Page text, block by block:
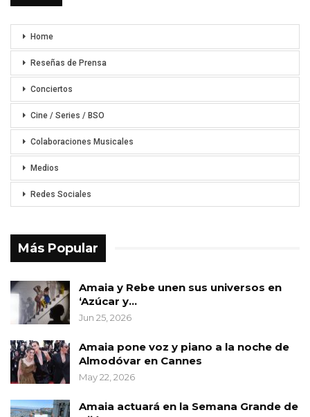
Home
Reseñas de Prensa
Conciertos
Cine / Series / BSO
Colaboraciones Musicales
Medios
Redes Sociales
Más Popular
Amaia y Rebe unen sus universos en
‘Azúcar y…
Jun 25, 2026
Amaia pone voz y piano a la noche de
Almodóvar en Cannes
May 22, 2026
Amaia actuará en la Semana Grande de